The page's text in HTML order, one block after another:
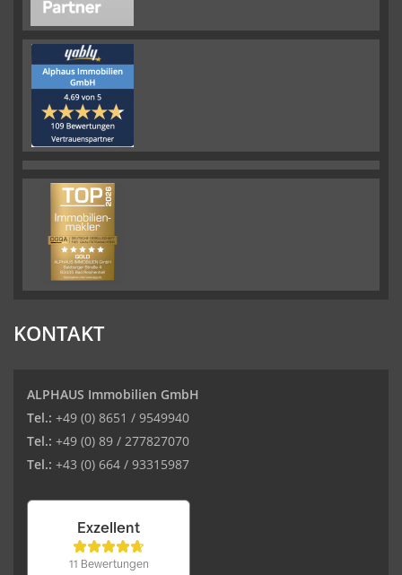
KONTAKT
ALPHAUS Immobilien GmbH
Tel.: +49 (0) 8651 / 9549940
Tel.: +49 (0) 89 / 277827070
Tel.: +43 (0) 664 / 93315987